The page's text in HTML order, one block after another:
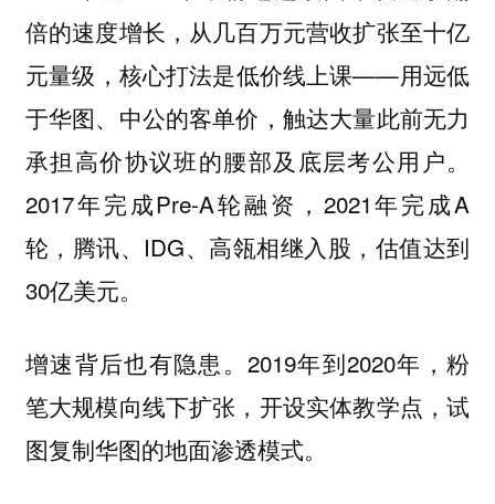
倍的速度增长，从几百万元营收扩张至十亿
元量级，核心打法是低价线上课——用远低
于华图、中公的客单价，触达大量此前无力
承担高价协议班的腰部及底层考公用户。
2017年完成Pre-A轮融资，2021年完成A
轮，腾讯、IDG、高瓴相继入股，估值达到
30亿美元。
增速背后也有隐患。2019年到2020年，粉
笔大规模向线下扩张，开设实体教学点，试
图复制华图的地面渗透模式。